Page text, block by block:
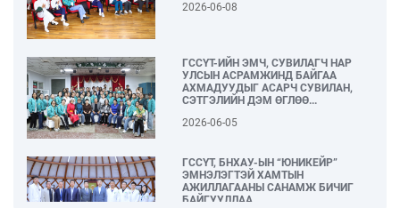
2026-06-08
ГССҮТ-ИЙН ЭМЧ, СУВИЛАГЧ НАР
УЛСЫН АСРАМЖИНД БАЙГАА
АХМАДУУДЫГ АСАРЧ СУВИЛАН,
СЭТГЭЛИЙН ДЭМ ӨГЛӨӨ...
2026-06-05
ГССҮТ, БНХАУ-ЫН “ЮНИКЕЙР”
ЭМНЭЛЭГТЭЙ ХАМТЫН
АЖИЛЛАГААНЫ САНАМЖ БИЧИГ
БАЙГУУЛЛАА...